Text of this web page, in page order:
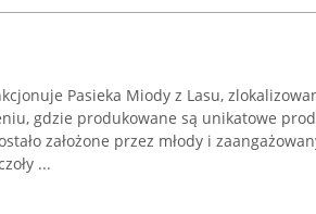
Pasieka Miody z Lasu,
gdzie produkowane są unikatowe
założone przez młody i
...